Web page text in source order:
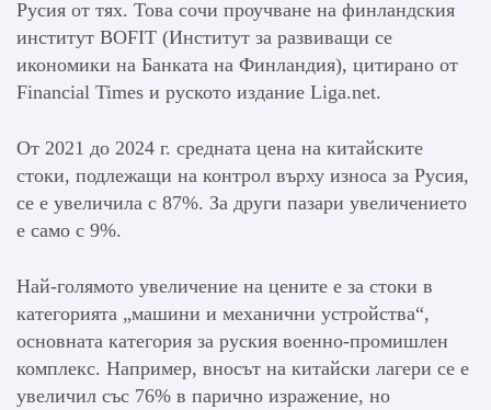
Русия от тях. Това сочи проучване на финландския
институт BOFIT (Институт за развиващи се
икономики на Банката на Финландия), цитирано от
Financial Times и руското издание Liga.net.
От 2021 до 2024 г. средната цена на китайските
стоки, подлежащи на контрол върху износа за Русия,
се е увеличила с 87%. За други пазари увеличението
е само с 9%.
Най-голямото увеличение на цените е за стоки в
категорията „машини и механични устройства“,
основната категория за руския военно-промишлен
комплекс. Например, вносът на китайски лагери се е
увеличил със 76% в парично изражение, но